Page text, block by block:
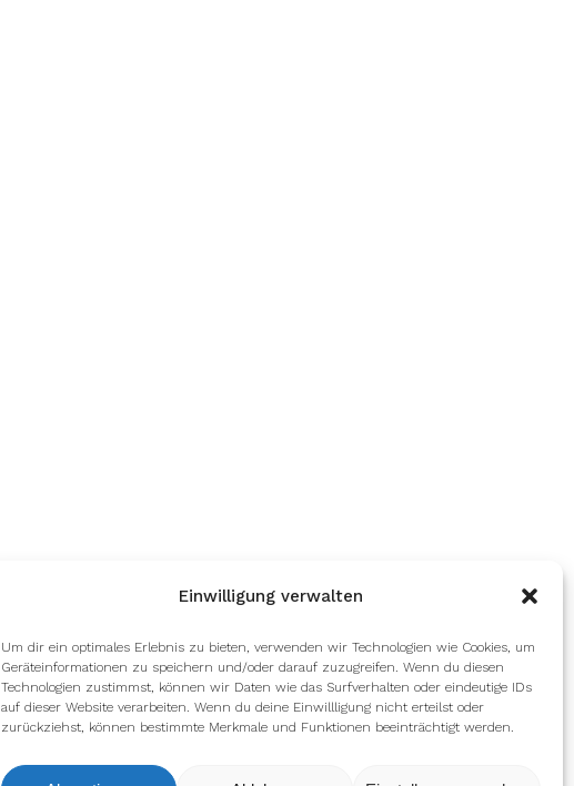
Einwilligung verwalten
Um dir ein optimales Erlebnis zu bieten, verwenden wir Technologien wie Cookies, um
Geräteinformationen zu speichern und/oder darauf zuzugreifen. Wenn du diesen
Technologien zustimmst, können wir Daten wie das Surfverhalten oder eindeutige IDs
auf dieser Website verarbeiten. Wenn du deine Einwillligung nicht erteilst oder
zurückziehst, können bestimmte Merkmale und Funktionen beeinträchtigt werden.